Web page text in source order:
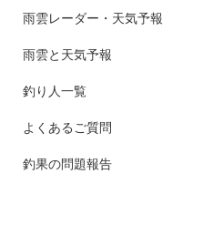
雨雲レーダー・天気予報
雨雲と天気予報
釣り人一覧
よくあるご質問
釣果の問題報告